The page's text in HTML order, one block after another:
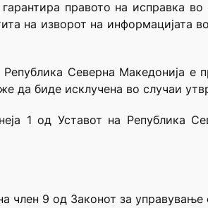
правото на исправка
на изворот на информацијата
Северна Македонија е
да биде исклучена во случаи
1 од Уставот на Република
член 9 од Законот за